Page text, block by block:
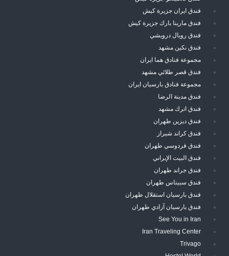
فندق ايران جزيرة كيش
فندق مارينا بارك جزيرة كيش
فندق رويال درويشي
فندق نكين مشهد
مجموعة فنادق هما ايران
فندق قصر طلائي مشهد
مجموعة فنادق بارسيان ايران
فندق مدينة الرضا
فندق اترك مشهد
فندق ديزين طهران
فندق كراند شيراز
فندق فردوسي طهران
فندق البيت الإيراني
فندق جراند طهران
فندق سبيناس طهران
فندق بارسيان استقلال طهران
فندق بارسيان آزادي طهران
See You in Iran
Iran Traveling Center
Trivago